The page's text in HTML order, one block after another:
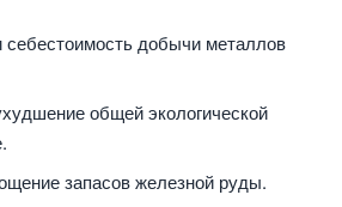
добычи металлов
общей экологической
запасов железной руды.